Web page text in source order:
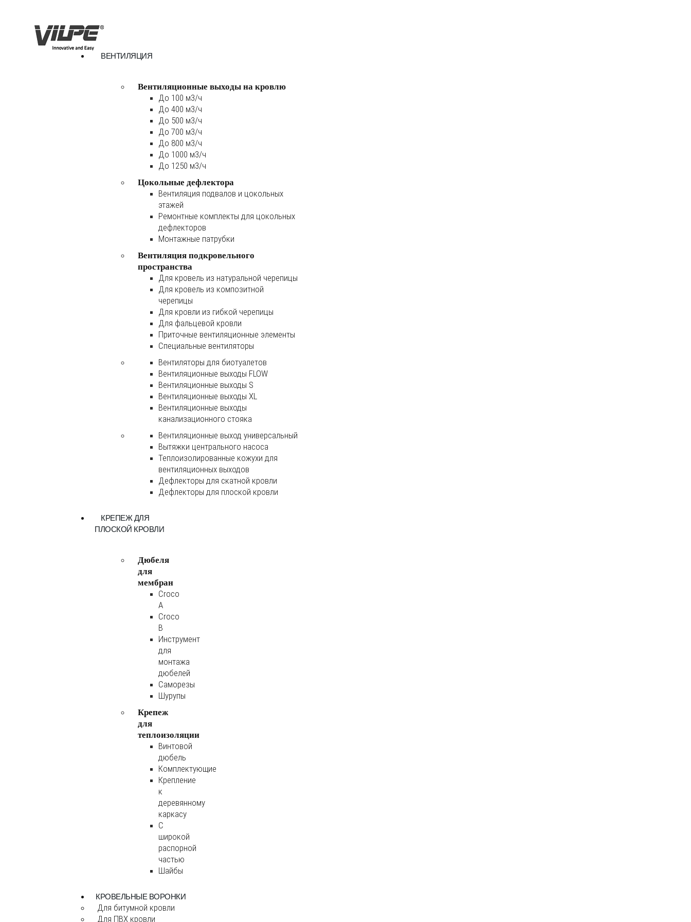
ВЕНТИЛЯЦИЯ
Вентиляционные выходы на кровлю
До 100 м3/ч
До 400 м3/ч
До 500 м3/ч
До 700 м3/ч
До 800 м3/ч
До 1000 м3/ч
До 1250 м3/ч
Цокольные дефлектора
Вентиляция подвалов и цокольных
этажей
Ремонтные комплекты для цокольных
дефлекторов
Монтажные патрубки
Вентиляция подкровельного
пространства
Для кровель из натуральной черепицы
Для кровель из композитной
черепицы
Для кровли из гибкой черепицы
Для фальцевой кровли
Приточные вентиляционные элементы
Специальные вентиляторы
Вентиляторы для биотуалетов
Вентиляционные выходы FLOW
Вентиляционные выходы S
Вентиляционные выходы XL
Вентиляционные выходы
канализационного стояка
Вентиляционные выход универсальный
Вытяжки центрального насоса
Теплоизолированные кожухи для
вентиляционных выходов
Дефлекторы для скатной кровли
Дефлекторы для плоской кровли
КРЕПЕЖ ДЛЯ
ПЛОСКОЙ КРОВЛИ
Дюбеля
для
мембран
Croco
A
Croco
B
Инструмент
для
монтажа
дюбелей
Саморезы
Шурупы
Крепеж
для
теплоизоляции
Винтовой
дюбель
Комплектующие
Крепление
к
деревянному
каркасу
С
широкой
распорной
частью
Шайбы
КРОВЕЛЬНЫЕ ВОРОНКИ
Для битумной кровли
Для ПВХ кровли